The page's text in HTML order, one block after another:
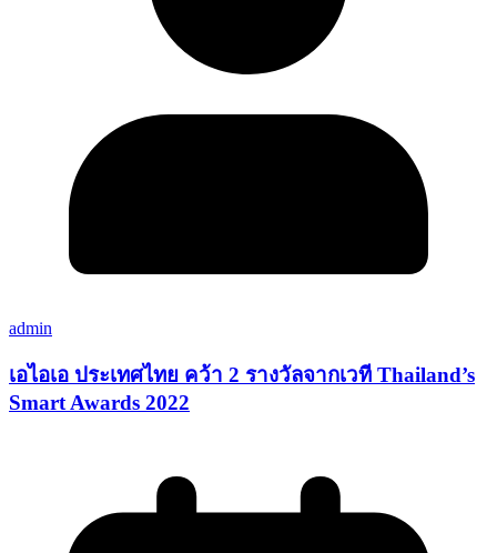
admin
เอไอเอ ประเทศไทย คว้า 2 รางวัลจากเวที Thailand’s
Smart Awards 2022